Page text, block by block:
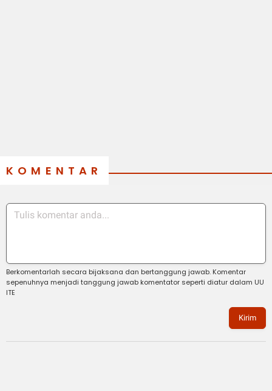
KOMENTAR
Berkomentarlah secara bijaksana dan bertanggung jawab. Komentar
sepenuhnya menjadi tanggung jawab komentator seperti diatur dalam UU
ITE
Kirim